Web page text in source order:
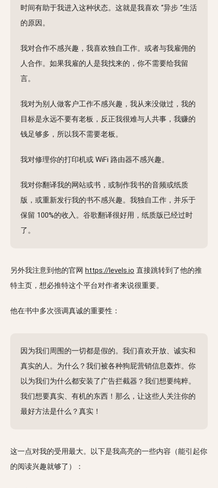
时间有助于我进入这种状态。这就是我喜欢 “异步 “生活
的原因。
我对合作不感兴趣，我喜欢独自工作。或者与我雇佣的
人合作。如果我雇的人是我找来的，你不需要给我留
言。
我对为别人做客户工作不感兴趣，我从来没做过，我的
目标是永远不要有老板，反正我很难与人共事，我赚的
钱足够多，所以我不需要老板。
我对修理你的打印机或 WiFi 路由器不感兴趣。
我对你翻译我的网站或书，或制作我书的音频或纸质
版，或重新发行我的书不感兴趣。我独自工作，并乐于
保留 100%的收入。谷歌翻译很好用，纸质版已经过时
了。
另外我注意到他的官网 https://levels.io 直接跳转到了他的推
特主页，想必推特这个平台对作者来说很重要。
他在书中多次强调真诚的重要性：
因为我们周围的一切都是假的。我们喜欢开放、诚实和
真实的人。为什么？我们被各种狗屁营销信息轰炸。你
以为我们为什么都安装了广告拦截器？我们想要纯粹。
我们想要真实、有机的东西！那么，让这些人关注你的
最好方法是什么？真实！
这一点对我的受用最大。以下是我高亮的一些内容（能引起你
的阅读兴趣就够了）：